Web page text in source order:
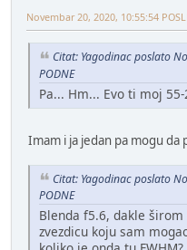
Novembar 20, 2020, 10:55:54
Citat: Yagodinac poslato
PODNE
Pa... Hm... Evo ti moj
Imam i ja jedan pa mogu da
Citat: Yagodinac poslato
PODNE
Blenda f5.6, dakle
zvezdicu koju sam